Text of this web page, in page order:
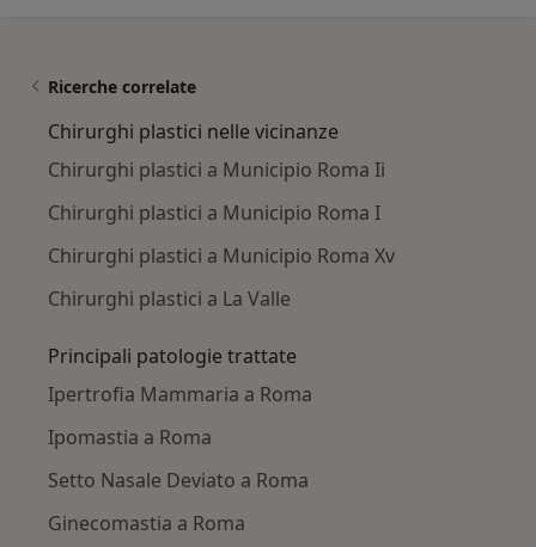
Ricerche correlate
Chirurghi plastici nelle vicinanze
Chirurghi plastici a Municipio Roma Ii
Chirurghi plastici a Municipio Roma I
Chirurghi plastici a Municipio Roma Xv
Chirurghi plastici a La Valle
Principali patologie trattate
Ipertrofia Mammaria a Roma
Ipomastia a Roma
Setto Nasale Deviato a Roma
Ginecomastia a Roma